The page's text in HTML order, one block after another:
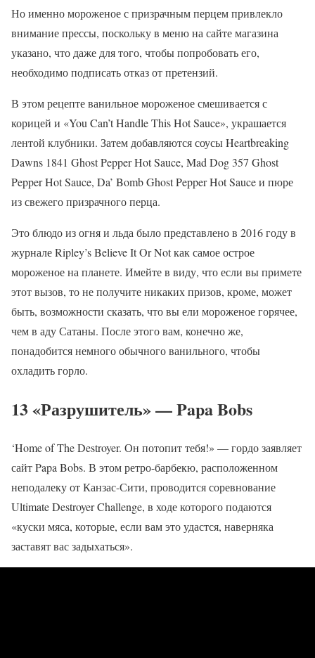
Но именно мороженое с призрачным перцем привлекло
внимание прессы, поскольку в меню на сайте магазина
указано, что даже для того, чтобы попробовать его,
необходимо подписать отказ от претензий.
В этом рецепте ванильное мороженое смешивается с
корицей и «You Can’t Handle This Hot Sauce», украшается
лентой клубники. Затем добавляются соусы Heartbreaking
Dawns 1841 Ghost Pepper Hot Sauce, Mad Dog 357 Ghost
Pepper Hot Sauce, Da’ Bomb Ghost Pepper Hot Sauce и пюре
из свежего призрачного перца.
Это блюдо из огня и льда было представлено в 2016 году в
журнале Ripley’s Believe It Or Not как самое острое
мороженое на планете. Имейте в виду, что если вы примете
этот вызов, то не получите никаких призов, кроме, может
быть, возможности сказать, что вы ели мороженое горячее,
чем в аду Сатаны. После этого вам, конечно же,
понадобится немного обычного ванильного, чтобы
охладить горло.
13 «Разрушитель» — Papa Bobs
‘Home of The Destroyer. Он потопит тебя!» — гордо заявляет
сайт Papa Bobs. В этом ретро-барбекю, расположенном
неподалеку от Канзас-Сити, проводится соревнование
Ultimate Destroyer Challenge, в ходе которого подаются
«куски мяса, которые, если вам это удастся, наверняка
заставят вас задыхаться».